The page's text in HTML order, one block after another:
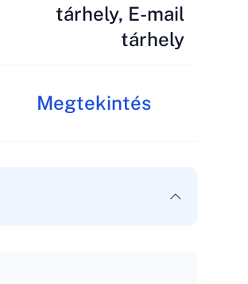
tárhely, E-mail
tárhely
Megtekintés